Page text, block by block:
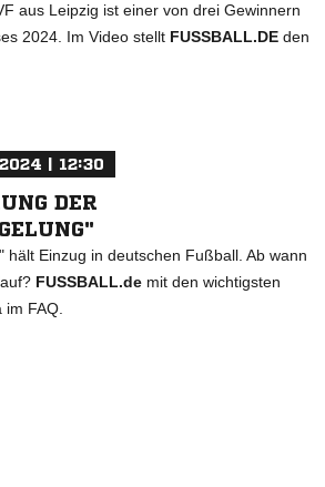
aus Leipzig ist einer von drei Gewinnern
2024. Im Video stellt FUSSBALL.DE den
| 12:30
DER
hält Einzug in deutschen Fußball. Ab wann
FUSSBALL.de mit den wichtigsten
FAQ.